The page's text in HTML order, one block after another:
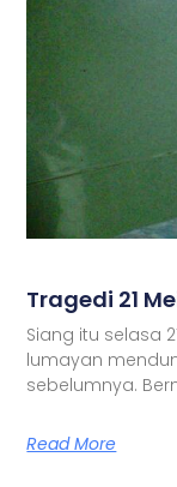
Tragedi 21
Siang itu selasa
lumayan
sebelumnya.
Read More